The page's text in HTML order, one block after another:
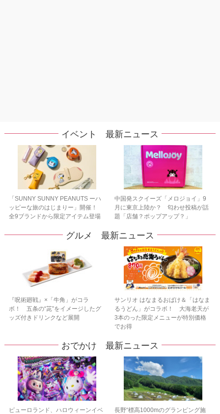
イベント 最新ニュース
「SUNNY SUNNY PEANUTS ーハ
ッピーな旅のはじまりー」開催！
全9ブランドから限定アイテム登場
中国発スクイーズ「メロジョイ」9
月に東京上陸か？ 匂わせ投稿が話
題「店舗？ポップアップ？」
グルメ 最新ニュース
『呪術廻戦』×「牛角」がコラ
ボ！ 五条の“茈”をイメージしたグ
ッズ付きドリンクなど展開
サンリオ はなまるおばけ＆「はなま
るうどん」がコラボ！ 大海老天が
3本のった限定メニューが特別価格
でお得
おでかけ 最新ニュース
ピューロランド、ハロウィーンイベ
長野“標高1000mのグランピング施